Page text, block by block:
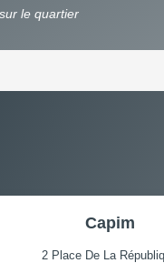
le quartier
PART
VOITURE
Capim
2 Place De La